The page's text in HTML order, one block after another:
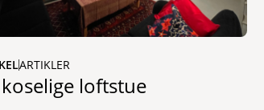
ARTIKLER
loftstue